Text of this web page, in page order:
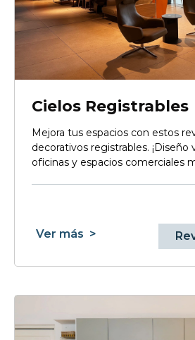
Cielos Registrables
Mejora tus espacios con estos
decorativos registrables. ¡Diseño
oficinas y espacios comerciales
Ver más >